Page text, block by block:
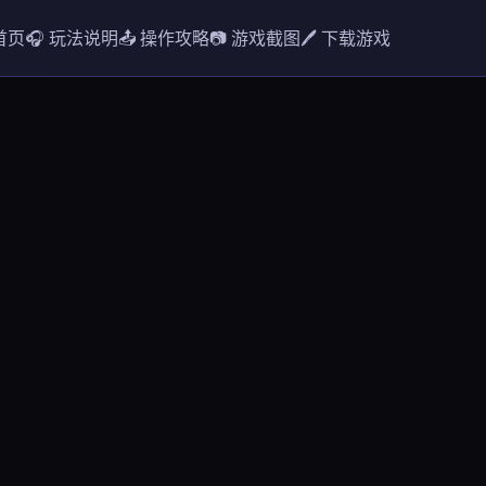
页🎧 玩法说明📤 操作攻略📷 游戏截图🖊️ 下载游戏